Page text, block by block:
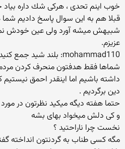
خوب اینم تحدی ، هركی شك داره بیاد
قبلا هم به این سوال پاسخ دادیم
شبیهش میشه آورد ولی عین خودش
عزیزم.
mohammad110: بلند شید جمع کنید کاسه کوز تونو
شماها فقط هدفتون منحرف کردن
داشته باشیم اما اینقدر احمق
دین برگردیم .
حتما هفته دیگه میکید نظرتون در
و کی دلش میخواد بهای بشه
نخست چرا ناراحتید ؟
مگه كسی طناب به گردنتون انداخته